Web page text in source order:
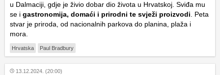
u Dalmaciji, gdje je živio dobar dio života u Hrvatskoj. Sviđa mu
se i gastronomija, domaći i prirodni te svježi proizvodi . Peta
stvar je priroda, od nacionalnih parkova do planina, plaža i
mora.
Hrvatska Paul Bradbury
13.12.2024. (20:00)